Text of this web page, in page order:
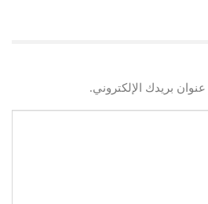
بريدك الإلكتروني.